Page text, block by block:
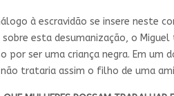
à escravidão se insere neste
esta desumanização, o Miguel
por ser uma criança negra. Em um
trataria assim o filho de uma